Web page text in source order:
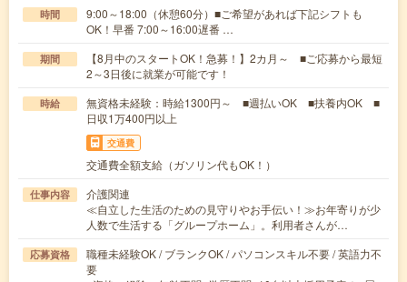
時間
9:00～18:00（休憩60分）■ご希望があれば下記シフトも
OK！早番 7:00～16:00遅番 …
期間
【8月中のスタートOK！急募！】2カ月～ ■ご応募から最短
2～3日後に就業が可能です！
時給
無資格未経験：時給1300円～ ■週払いOK ■扶養内OK ■
日収1万400円以上
交通費
交通費全額支給（ガソリン代もOK！）
仕事内容
介護関連
≪自立した生活のための見守りやお手伝い！≫お年寄りが少
人数で生活する「グループホーム」。利用者さんが…
応募資格
職種未経験OK / ブランクOK / パソコンスキル不要 / 英語力不
要